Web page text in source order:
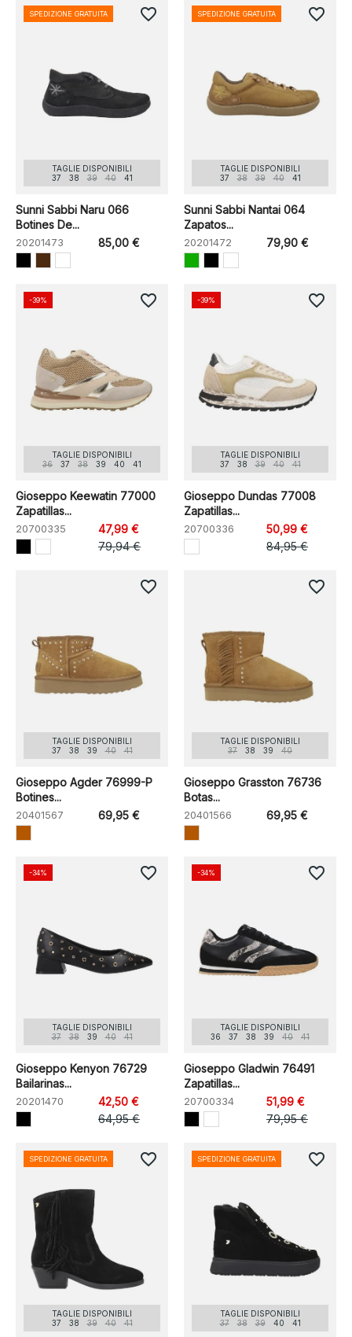
TAGLIE DISPONIBILI
37
38 39 40 41
Sunni Sabbi Naru 066
Botines De...
20201473 85,00 €
SPEDIZIONE GRATUITA favorite_border
TAGLIE DISPONIBILI
37
38 39 40 41
Sunni Sabbi Nantai 064
Zapatos...
20201472 79,90 €
SPEDIZIONE GRATUITA favorite_border
TAGLIE DISPONIBILI
36
37 38 39 40 41
Gioseppo Keewatin 77000
Zapatillas...
20700335
47,99 €
79,94 €
-39% favorite_border
TAGLIE DISPONIBILI
37
38 39 40 41
Gioseppo Dundas 77008
Zapatillas...
20700336
50,99 €
84,95 €
-39% favorite_border
TAGLIE DISPONIBILI
37
38 39 40 41
Gioseppo Agder 76999-P
Botines...
20401567 69,95 €
favorite_border
TAGLIE DISPONIBILI
37
38 39 40
Gioseppo Grasston 76736
Botas...
20401566 69,95 €
favorite_border
TAGLIE DISPONIBILI
37
38 39 40 41
Gioseppo Kenyon 76729
Bailarinas...
20201470
42,50 €
64,95 €
-34% favorite_border
TAGLIE DISPONIBILI
36
37 38 39 40 41
Gioseppo Gladwin 76491
Zapatillas...
20700334
51,99 €
79,95 €
-34% favorite_border
TAGLIE DISPONIBILI
37
38 39 40 41
SPEDIZIONE GRATUITA favorite_border
TAGLIE DISPONIBILI
37
38 39 40 41
SPEDIZIONE GRATUITA favorite_border